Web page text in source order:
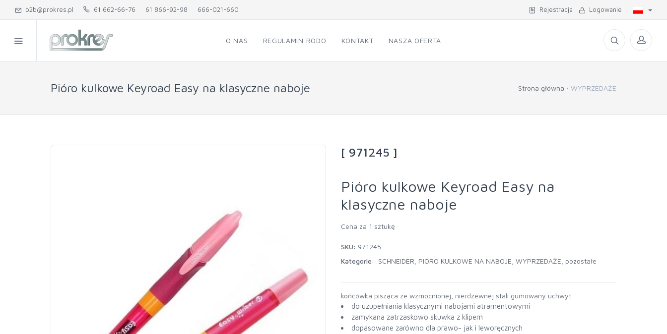
b2b@prokres.pl 61 662-66-76 61 866-92-98 666-021-660 Rejestracja Logowanie
O NAS REGULAMIN RODO KONTAKT NASZA OFERTA
Pióro kulkowe Keyroad Easy na klasyczne naboje Strona główna WYPRZEDAŻE
[ 971245 ]
Pióro kulkowe Keyroad Easy na
klasyczne naboje
Cena za 1 sztukę
SKU: 971245
Kategorie:
SCHNEIDER PIÓRO KULKOWE NA NABOJE WYPRZEDAŻE pozostałe
końcówka pisząca ze wzmocnionej, nierdzewnej stali gumowany uchwyt
do uzupełniania klasycznymi nabojami atramentowymi
zamykana zatrzaskowo skuwka z klipem
dopasowane zarówno dla prawo- jak i leworęcznych